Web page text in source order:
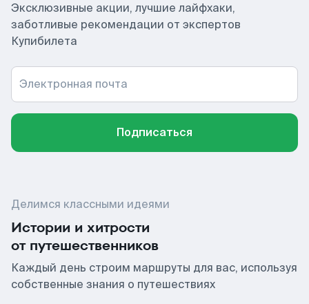
Эксклюзивные акции, лучшие лайфхаки,
заботливые рекомендации от экспертов
Купибилета
Электронная почта
Подписаться
Делимся классными идеями
Истории и хитрости
от путешественников
Каждый день строим маршруты для вас, используя
собственные знания о путешествиях